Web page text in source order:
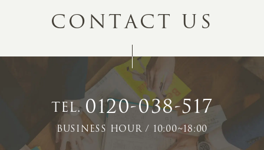
CONTACT US
TEL.0120-038-517
BUSINESS HOUR / 10:00~18:00